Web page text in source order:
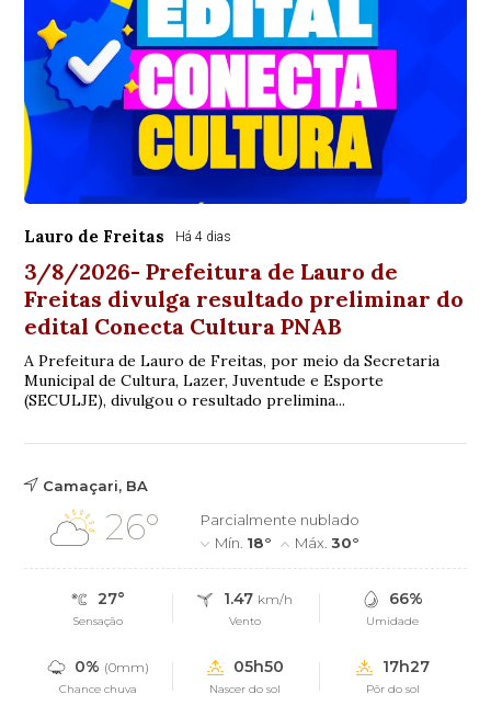
Lauro de Freitas Há 4 dias
3/8/2026- Prefeitura de Lauro de
Freitas divulga resultado preliminar do
edital Conecta Cultura PNAB
A Prefeitura de Lauro de Freitas, por meio da Secretaria
Municipal de Cultura, Lazer, Juventude e Esporte
(SECULJE), divulgou o resultado prelimina...
Camaçari, BA
26°
Parcialmente nublado
Mín. 18° Máx.30°
27°
Sensação
1.47 km/h
Vento
66%
Umidade
0% (0mm)
Chance chuva
05h50
Nascer do sol
17h27
Pôr do sol